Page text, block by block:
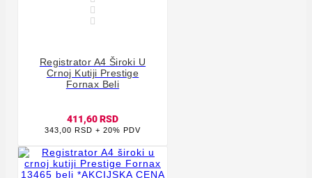


Registrator A4 Široki U
Crnoj Kutiji Prestige
Fornax Beli
411,60 RSD
343,00 RSD + 20% PDV